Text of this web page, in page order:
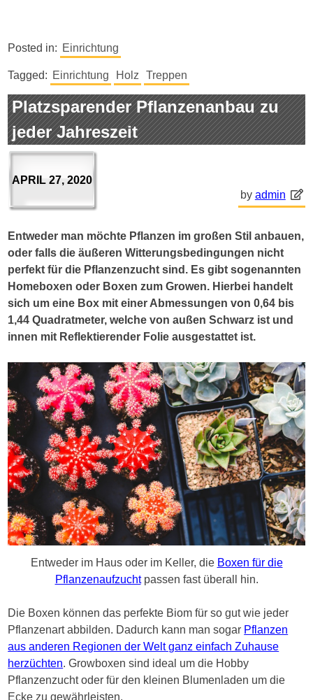
Posted in: Einrichtung
Tagged: Einrichtung Holz Treppen
Platzsparender Pflanzenanbau zu
jeder Jahreszeit
APRIL 27, 2020
by admin
Entweder man möchte Pflanzen im großen Stil anbauen,
oder falls die äußeren Witterungsbedingungen nicht
perfekt für die Pflanzenzucht sind. Es gibt sogenannten
Homeboxen oder Boxen zum Growen. Hierbei handelt
sich um eine Box mit einer Abmessungen von 0,64 bis
1,44 Quadratmeter, welche von außen Schwarz ist und
innen mit Reflektierender Folie ausgestattet ist.
Entweder im Haus oder im Keller, die Boxen für die
Pflanzenaufzuchtpassen fast überall hin.
Die Boxen können das perfekte Biom für so gut wie jeder
Pflanzenart abbilden. Dadurch kann man sogar Pflanzen
aus anderen Regionen der Welt ganz einfach Zuhause
herzüchten. Growboxen sind ideal um die Hobby
Pflanzenzucht oder für den kleinen Blumenladen um die
Ecke zu gewährleisten.